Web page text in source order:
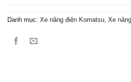
Danh mục: Xe nâng điện Komatsu Xe